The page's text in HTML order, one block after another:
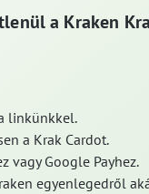
a Kraken
linkünkkel.
a Krak Cardot.
vagy Google Payhez.
egyenlegedről